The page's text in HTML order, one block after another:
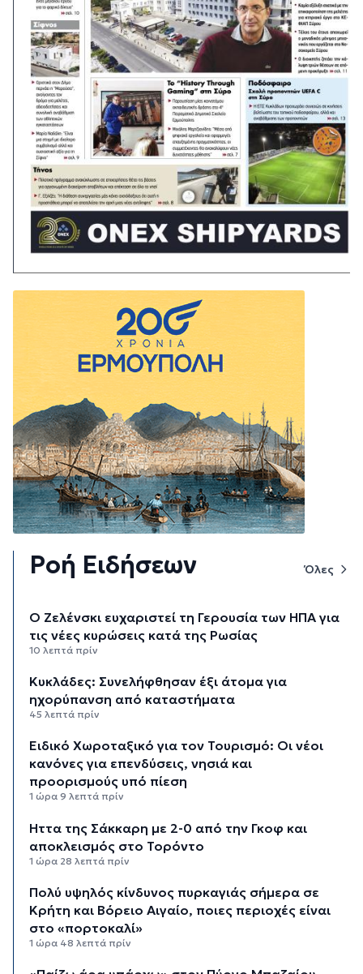
Ροή Ειδήσεων Όλες
Ο Ζελένσκι ευχαριστεί τη Γερουσία των ΗΠΑ για
τις νέες κυρώσεις κατά της Ρωσίας
10 λεπτά πρίν
Κυκλάδες: Συνελήφθησαν έξι άτομα για
ηχορύπανση από καταστήματα
45 λεπτά πρίν
Ειδικό Χωροταξικό για τον Τουρισμό: Οι νέοι
κανόνες για επενδύσεις, νησιά και
προορισμούς υπό πίεση
1 ώρα 9 λεπτά πρίν
Ήττα της Σάκκαρη με 2-0 από την Γκοφ και
αποκλεισμός στο Τορόντο
1 ώρα 28 λεπτά πρίν
Πολύ υψηλός κίνδυνος πυρκαγιάς σήμερα σε
Κρήτη και Βόρειο Αιγαίο, ποιες περιοχές είναι
στο «πορτοκαλί»
1 ώρα 48 λεπτά πρίν